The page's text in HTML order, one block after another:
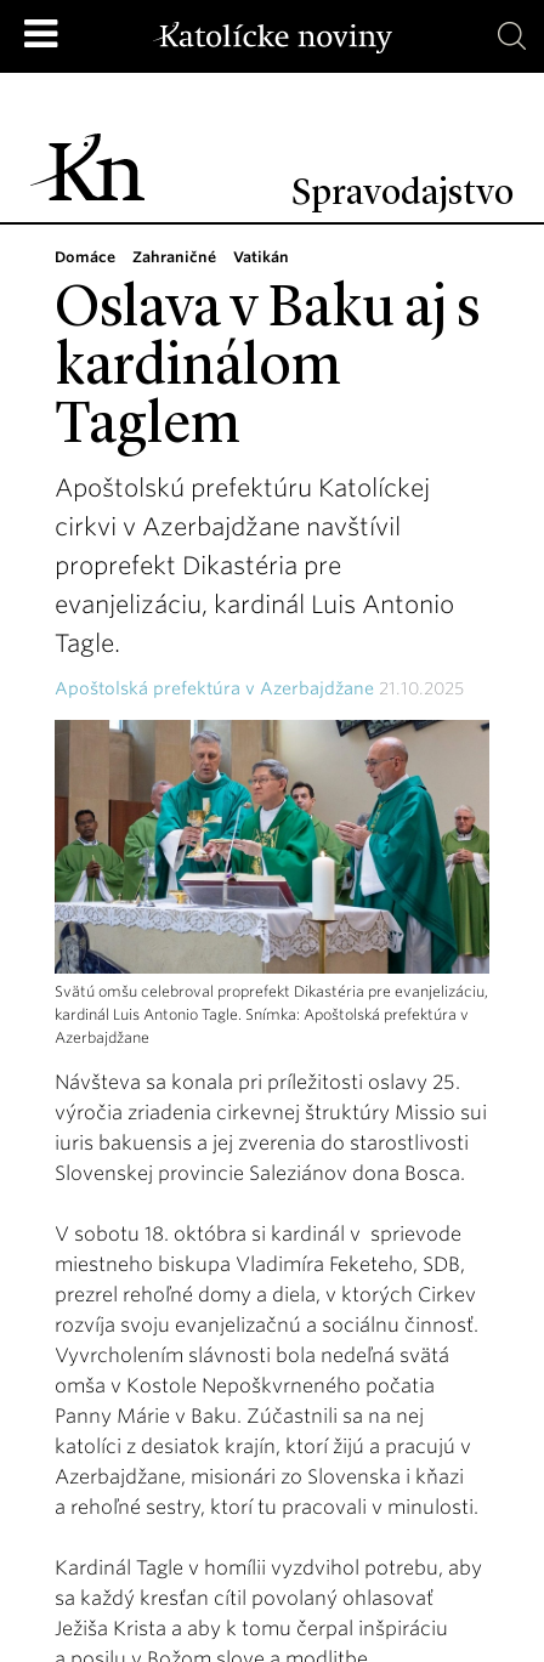
Spravodajstvo
Domáce Zahraničné Vatikán
Oslava v Baku aj s
kardinálom
Taglem
Apoštolskú prefektúru Katolíckej
cirkvi v Azerbajdžane navštívil
proprefekt Dikastéria pre
evanjelizáciu, kardinál Luis Antonio
Tagle.
Apoštolská prefektúra v Azerbajdžane 21.10.2025
Svätú omšu celebroval proprefekt Dikastéria pre evanjelizáciu,
kardinál Luis Antonio Tagle. Snímka: Apoštolská prefektúra v
Azerbajdžane
Návšteva sa konala pri príležitosti oslavy 25.
výročia zriadenia cirkevnej štruktúry Missio sui
iuris bakuensis a jej zverenia do starostlivosti
Slovenskej provincie Saleziánov dona Bosca.
V sobotu 18. októbra si kardinál v sprievode
miestneho biskupa Vladimíra Feketeho, SDB,
prezrel rehoľné domy a diela, v ktorých Cirkev
rozvíja svoju evanjelizačnú a sociálnu činnosť.
Vyvrcholením slávnosti bola nedeľná svätá
omša v Kostole Nepoškvrneného počatia
Panny Márie v Baku. Zúčastnili sa na nej
katolíci z desiatok krajín, ktorí žijú a pracujú v
Azerbajdžane, misionári zo Slovenska i kňazi
a rehoľné sestry, ktorí tu pracovali v minulosti.
Kardinál Tagle v homílii vyzdvihol potrebu, aby
sa každý kresťan cítil povolaný ohlasovať
Ježiša Krista a aby k tomu čerpal inšpiráciu